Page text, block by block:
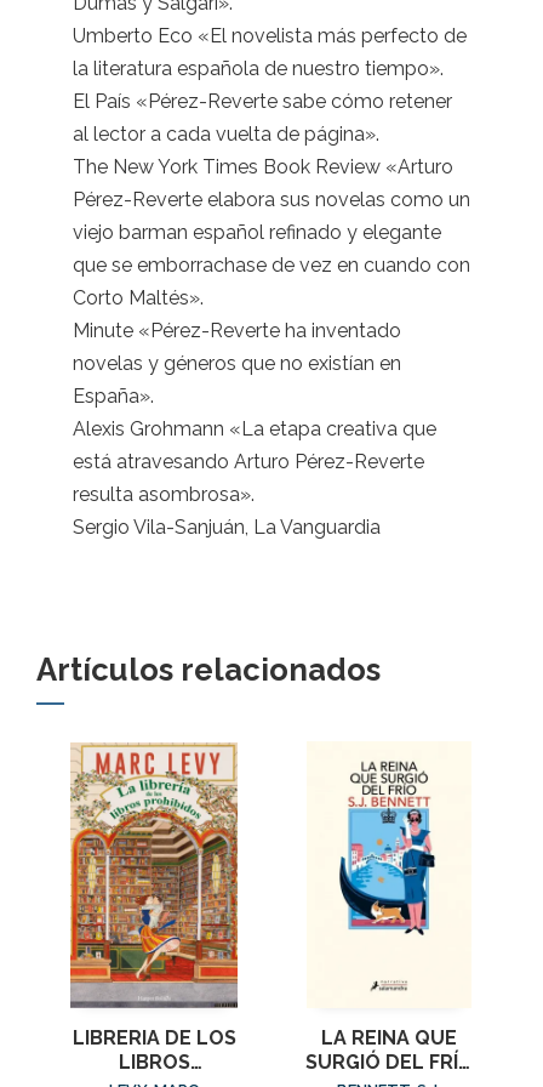
Umberto Eco «El novelista más perfecto de
la literatura española de nuestro tiempo».
El País «Pérez-Reverte sabe cómo retener
al lector a cada vuelta de página».
The New York Times Book Review «Arturo
Pérez-Reverte elabora sus novelas como un
viejo barman español refinado y elegante
que se emborrachase de vez en cuando con
Corto Maltés».
Minute «Pérez-Reverte ha inventado
novelas y géneros que no existían en
España».
Alexis Grohmann «La etapa creativa que
está atravesando Arturo Pérez-Reverte
resulta asombrosa».
Sergio Vila-Sanjuán, La Vanguardia
Artículos relacionados
LIBRERIA DE LOS
LIBROS
LA REINA QUE
SURGIÓ DEL FRÍO